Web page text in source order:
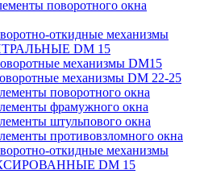
поворотного окна
откидные механизмы
DM 15
механизмы DM15
механизмы DM 22-25
поворотного окна
фрамужного окна
штульпового окна
противовзломного окна
откидные механизмы
DM 15